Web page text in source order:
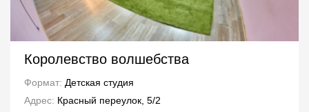
Королевство волшебства
Формат: Детская студия
Адрес: Красный переулок, 5/2